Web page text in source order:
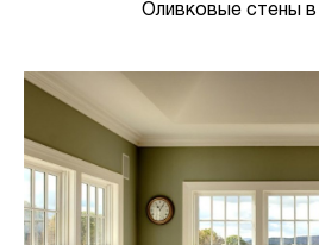
Оливковые стены в